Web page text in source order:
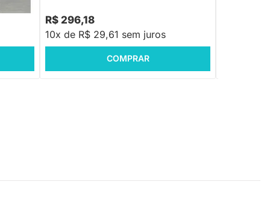
R$ 296,18
10x de R$ 29,61 sem juros
COMPRAR